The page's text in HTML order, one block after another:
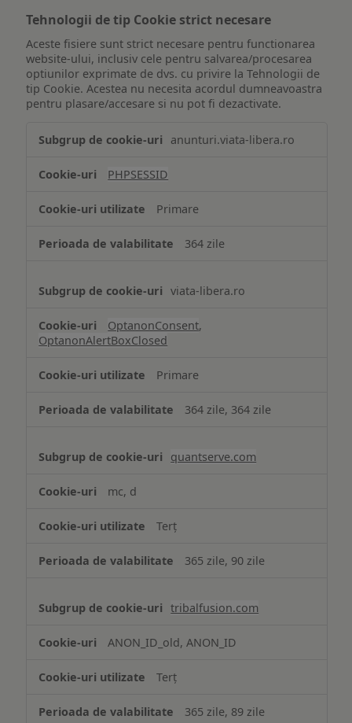
Tehnologii de tip Cookie strict necesare
Aceste fisiere sunt strict necesare pentru functionarea
website-ului, inclusiv cele pentru salvarea/procesarea
optiunilor exprimate de dvs. cu privire la Tehnologii de
tip Cookie. Acestea nu necesita acordul dumneavoastra
pentru plasare/accesare si nu pot fi dezactivate.
de
Cookie
necesare
anunturi.viata-libera.ro
PHPSESSID
Primare
364 zile
viata-libera.ro
OptanonConsent,
OptanonAlertBoxClosed
Primare
364 zile, 364 zile
quantserve.com
mc, d
Terț
365 zile, 90 zile
tribalfusion.com
ANON_ID_old, ANON_ID
Terț
365 zile, 89 zile